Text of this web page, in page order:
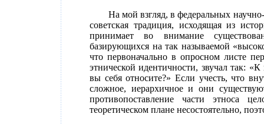
На мой взгляд, в федеральных
советская традиция, исходящая из
принимает во внимание
базирующихся на так называемой
что первоначально в опросном листе
этнической идентичности, звучал так:
вы себя относите?» Если учесть, что
сложное, иерархичное и они
противопоставление части этноса
теоретическом плане несостоятельно,